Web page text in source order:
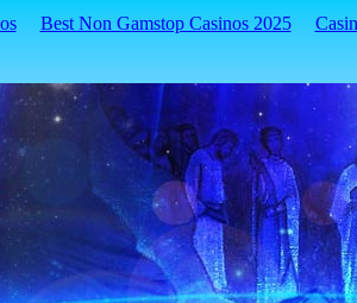
Best Non Gamstop Casinos 2025